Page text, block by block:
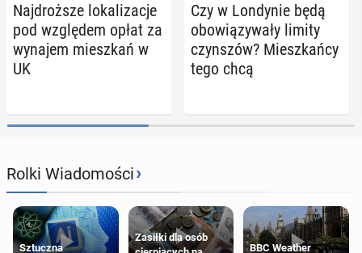
Naj­droż­sze lo­ka­li­za­cje
pod wzglę­dem opłat za
wynajem miesz­kań w
UK
Czy w Lon­dy­nie będą
obo­wią­zy­wa­ły limity
czyn­szów? Miesz­kań­cy
tego chcą
Rolki Wiadomości›
Sztuczna
Zasiłki dla osób
BBC Weather